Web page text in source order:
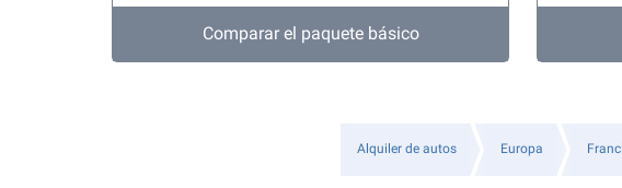
Comparar el paquete básico
Alquiler de autos Europa